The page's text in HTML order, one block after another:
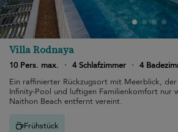
Villa Rodnaya
10 Pers. max.
· 4 Schlafzimmer · 4
Ein raffinierter Rückzugsort mit Meerblick,
Infinity-Pool und luftigen Familienkomfort nur
Naithon Beach entfernt vereint.
Frühstück